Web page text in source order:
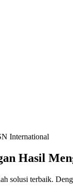
International
Hasil
solusi terbaik.